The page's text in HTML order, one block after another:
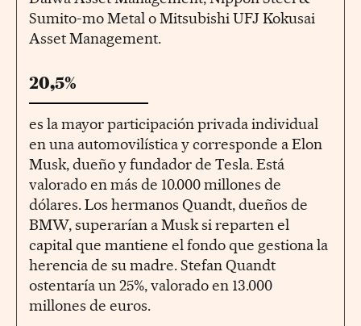
Sumito-mo Metal o Mitsubishi UFJ Kokusai
Asset Management.
20,5%
es la mayor participación privada individual
en una automovilística y corresponde a Elon
Musk, dueño y fundador de Tesla. Está
valorado en más de 10.000 millones de
dólares. Los hermanos Quandt, dueños de
BMW, superarían a Musk si reparten el
capital que mantiene el fondo que gestiona la
herencia de su madre. Stefan Quandt
ostentaría un 25%, valorado en 13.000
millones de euros.